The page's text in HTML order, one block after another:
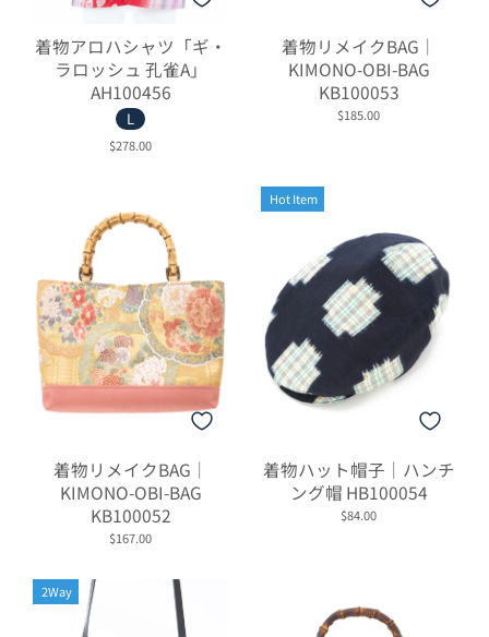
着物アロハシャツ「ギ・
ラロッシュ 孔雀A」
AH100456
L
$278.00
着物リメイクBAG｜
KIMONO-OBI-BAG
KB100053
$185.00
着物リメイクBAG｜
KIMONO-OBI-BAG
KB100052
$167.00
Hot Item
着物ハット帽子｜ハンチ
ング帽 HB100054
$84.00
2Way